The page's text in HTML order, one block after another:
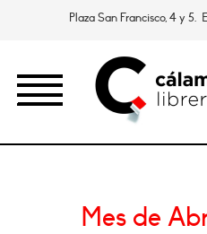
Plaza San Francisco, 4 y 5.
Mes de